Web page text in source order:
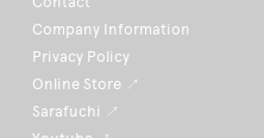
Company Information
Privacy Policy
Online Store ↗
Sarafuchi ↗